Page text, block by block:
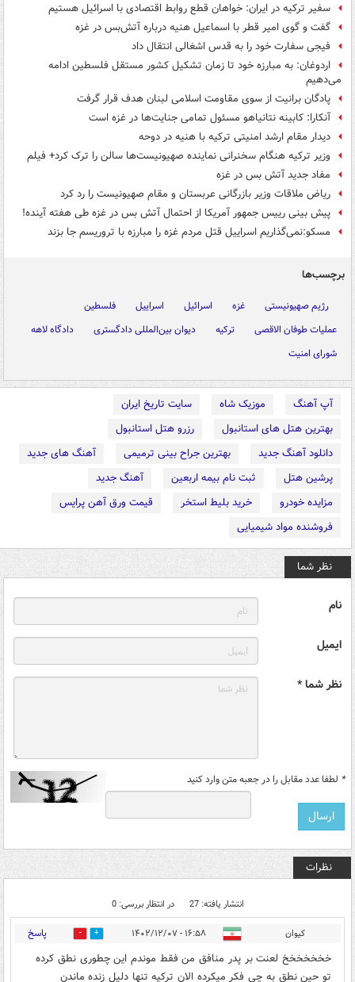
سفیر ترکیه در ایران: خواهان قطع روابط اقتصادی با اسرائیل هستیم
گفت و گوی امیر قطر با اسماعیل هنیه درباره آتش‌بس در غزه
فیجی سفارت خود را به قدس اشغالی انتقال داد
اردوغان: به مبارزه خود تا زمان تشکیل کشور مستقل فلسطین ادامه
می‌دهیم
پادگان برانیت از سوی مقاومت اسلامی لبنان هدف قرار گرفت
آنکارا: کابینه نتانیاهو مسئول تمامی جنایت‌ها در غزه است
دیدار مقام ارشد امنیتی ترکیه با هنیه در دوحه
وزیر ترکیه هنگام سخنرانی نماینده صهیونیست‌ها سالن را ترک کرد+ فیلم
مفاد جدید آتش بس در غزه
ریاض ملاقات وزیر بازرگانی عربستان و مقام صهیونیست را رد کرد
پیش بینی رییس جمهور آمریکا از احتمال آتش بس در غزه طی هفته آینده!
مسکو:نمی‌گذاریم اسراییل قتل مردم غزه را مبارزه با تروریسم جا بزند
برچسب‌ها
رژیم صهیونیستی غزه اسرائیل اسراییل
فلسطین
عملیات طوفان الاقصی
ترکیه دیوان بین‌المللی دادگستری
دادگاه لاهه
شورای امنیت
آپ آهنگ موزیک شاه
سایت تاریخ ایران
بهترین هتل های استانبول
رزرو هتل استانبول
دانلود آهنگ جدید
بهترین جراح بینی ترمیمی
آهنگ های جدید
پرشین هتل
ثبت نام بیمه اربعین
آهنگ جدید
مزایده خودرو
خرید بلیط استخر
قیمت ورق آهن پرایس
فروشنده مواد شیمیایی
نظر شما
نام
ایمیل
نظر شما *
* لطفا عدد مقابل را در جعبه متن وارد کنید
نظرات
انتشار یافته: 27 در انتظار بررسی: 0
کیوان ۱۶:۵۸ - ۱۴۰۲/۱۲/۰۷ 25 پاسخ
خخخخخخخ لعنت بر پدر منافق من فقط موندم این چطوری نطق کرده
تو حین نطق به چی فکر میکرده الان ترکیه تنها دلیل زنده ماندن